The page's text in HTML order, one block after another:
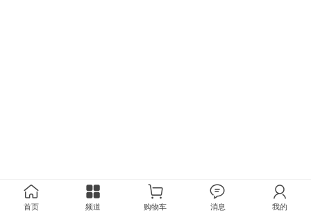
首页 频道 购物车 消息 我的